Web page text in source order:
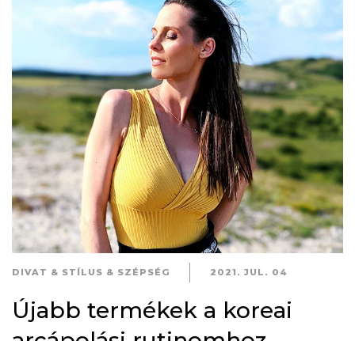
DIVAT & STÍLUS & SZÉPSÉG 2021. JUL. 04
Újabb termékek a koreai